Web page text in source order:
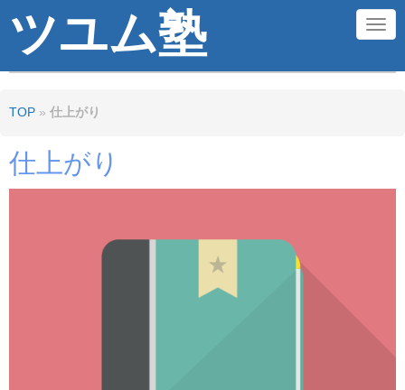
ツユム塾 N
TOP » 仕上がり
仕上がり